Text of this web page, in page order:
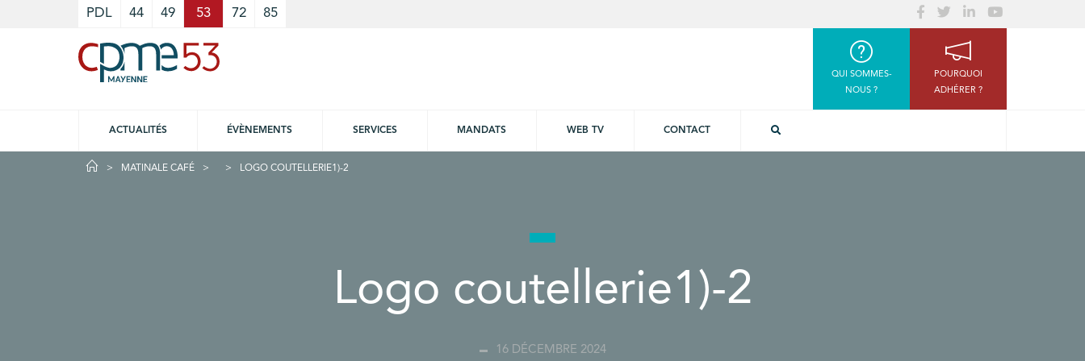
PDL 44 49 53 72 85
QUI SOMMES-
NOUS ?
POURQUOI
ADHÉRER ?
ACTUALITÉS ÉVÈNEMENTS SERVICES MANDATS WEB TV CONTACT
MATINALE CAFÉ LOGO COUTELLERIE1)-2
Logo coutellerie1)-2
16 DÉCEMBRE 2024
Cookies management panel